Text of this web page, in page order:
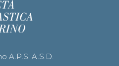
A.P.S. A.S.D.